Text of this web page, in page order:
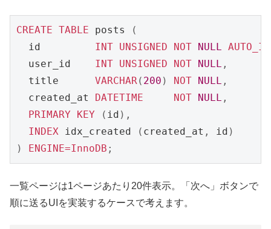
CREATE TABLE posts
(
  id
INT UNSIGNED NOT NULL
  user_id
INT UNSIGNED NOT NULL ,
  title
VARCHAR( 200 ) NOT NULL ,
  created_at
DATETIME NOT NULL ,
PRIMARY
KEY ( id ) ,
INDEX idx_created ( created_at , id )
)
ENGINE=InnoDB ;
一覧ページは1ページあたり20件表示。「次へ」ボタンで
順に送るUIを実装するケースで考えます。